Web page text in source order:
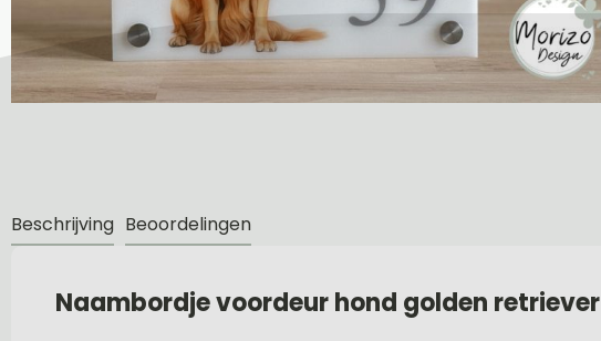
Beschrijving Beoordelingen
Naambordje voordeur hond golden retriever